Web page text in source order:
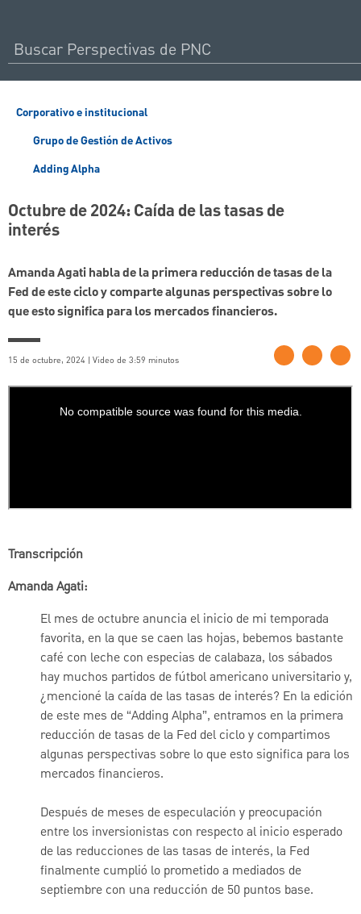
Corporativo e institucional
Grupo de Gestión de Activos
Adding Alpha
Octubre de 2024: Caída de las tasas de
interés
Amanda Agati habla de la primera reducción de tasas de la
Fed de este ciclo y comparte algunas perspectivas sobre lo
que esto significa para los mercados financieros.
15 de octubre, 2024 | Video de 3:59 minutos
Transcripción
Amanda Agati:
El mes de octubre anuncia el inicio de mi temporada
favorita, en la que se caen las hojas, bebemos bastante
café con leche con especias de calabaza, los sábados
hay muchos partidos de fútbol americano universitario y,
¿mencioné la caída de las tasas de interés? En la edición
de este mes de “Adding Alpha”, entramos en la primera
reducción de tasas de la Fed del ciclo y compartimos
algunas perspectivas sobre lo que esto significa para los
mercados financieros.
Después de meses de especulación y preocupación
entre los inversionistas con respecto al inicio esperado
de las reducciones de las tasas de interés, la Fed
finalmente cumplió lo prometido a mediados de
septiembre con una reducción de 50 puntos base.